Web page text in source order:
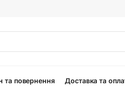
та повернення Доставка та